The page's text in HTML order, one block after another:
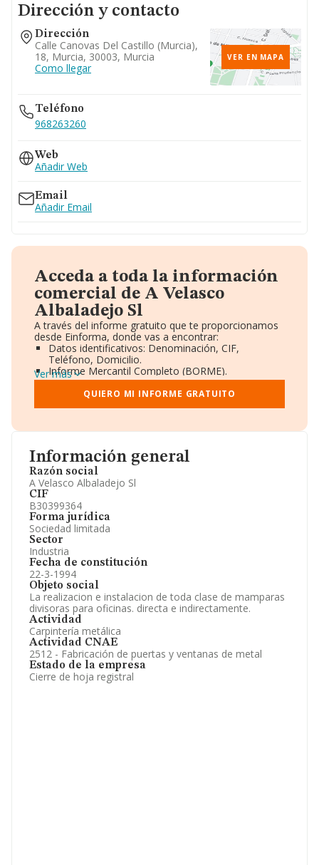
Información general
Razón social
A Velasco Albaladejo Sl
CIF
B30399364
Forma jurídica
Sociedad limitada
Sector
Industria
Fecha de constitución
22-3-1994
Objeto social
La realizacion e instalacion de toda clase de mamparas
divisoras para oficinas. directa e indirectamente.
Actividad
Carpintería metálica
Actividad CNAE
2512 - Fabricación de puertas y ventanas de metal
Estado de la empresa
Cierre de hoja registral
Dirección y contacto
Dirección
Calle Canovas Del Castillo (murcia),
18, Murcia, 30003, Murcia
Como llegar
VER EN MAPA
Teléfono
968263260
Web
Añadir Web
Email
Añadir Email
Acceda a toda la información
comercial de A Velasco
Albaladejo Sl
A través del informe gratuito que te proporcionamos
desde Einforma, donde vas a encontrar:
Datos identificativos: Denominación, CIF,
Teléfono, Domicilio.
Informe Mercantil Completo (BORME).
Gráficos de Evolución Ventas y Empleados.
Consejo de Administración y Administradores.
Directivos y Ejecutivos.
Información oficial y registral complementaria.
Ver más
QUIERO MI INFORME GRATUITO